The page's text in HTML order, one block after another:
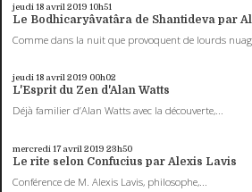
jeudi 18 avril 2019 10h51
Le Bodhicaryâvatâra de Shantideva par
Comme dans la nuit que provoquent de lourds
jeudi 18 avril 2019 00h02
L'Esprit du Zen d'Alan Watts
Déjà familier d’Alan Watts avec la découverte,...
mercredi 17 avril 2019 23h50
Le rite selon Confucius par Alexis Lavis
Conférence de M. Alexis Lavis, philosophe,...